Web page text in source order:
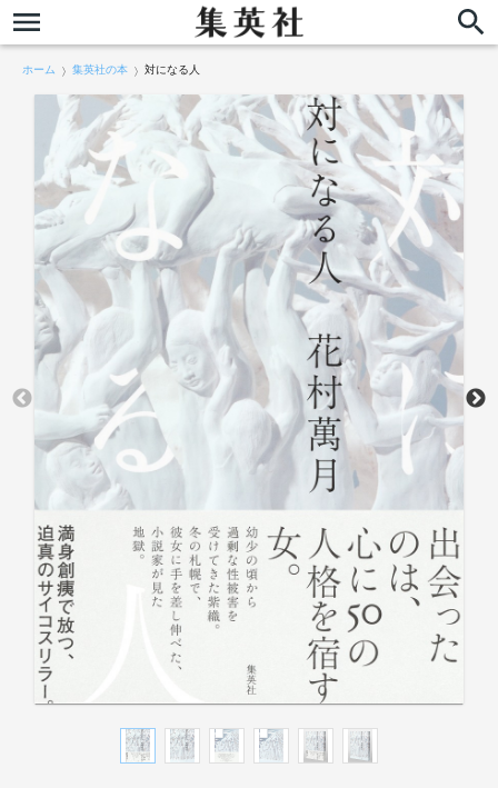
ホーム 集英社の本 対になる人